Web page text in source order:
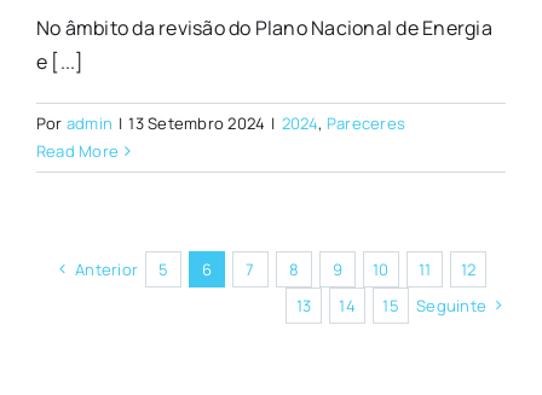
No âmbito da revisão do Plano Nacional de Energia
e [...]
Por admin | 13 Setembro 2024 | 2024, Pareceres
Read More
Anterior 5 6 7 8 9 10 11
12
13
14 15 Seguinte